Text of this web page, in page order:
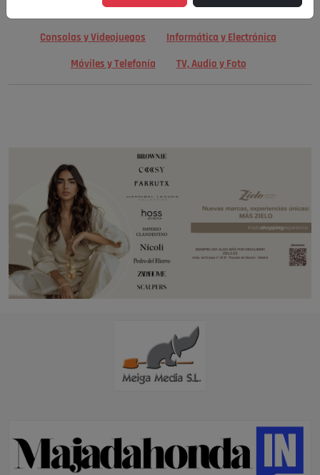
Consolas y Videojuegos Informática y Electrónica
Móviles y Telefonía TV, Audio y Foto